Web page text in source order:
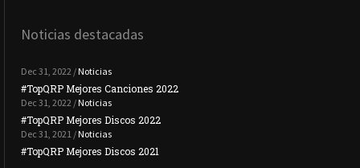
Noticias destacadas
Dec 31, 2022 / Noticias
#TopQRP Mejores Canciones 2022
Dec 31, 2022 / Noticias
#TopQRP Mejores Discos 2022
Dec 31, 2021 / Noticias
#TopQRP Mejores Discos 2021